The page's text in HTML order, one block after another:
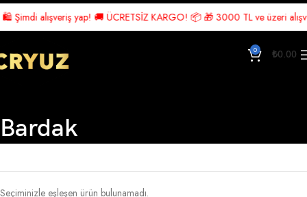
alışveriş yap! 🚚 ÜCRETSİZ KARGO! 📦 🎁 3000 TL ve üzeri
0 ₺0.00
Bardak
Seçiminizle eşleşen ürün bulunamadı.